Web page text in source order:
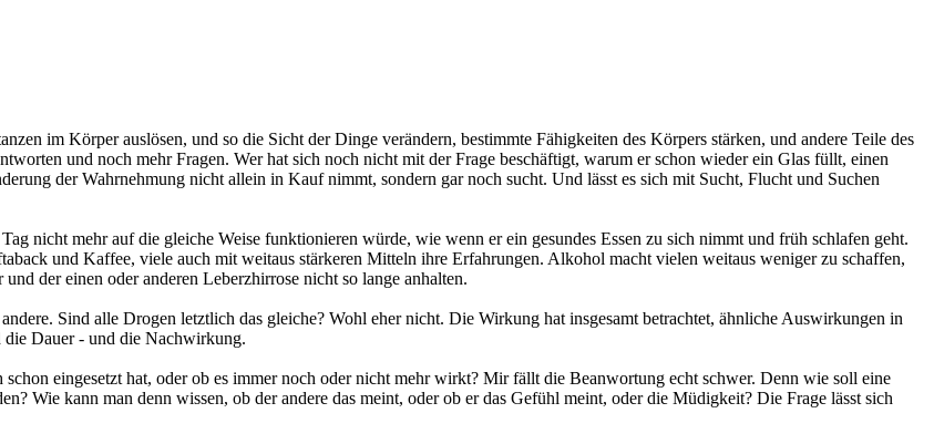
im Körper auslösen, und so die Sicht der Dinge verändern, bestimmte Fähigkeiten des Körpers stärken, und andere Teile des
und noch mehr Fragen. Wer hat sich noch nicht mit der Frage beschäftigt, warum er schon wieder ein Glas füllt, einen
der Wahrnehmung nicht allein in Kauf nimmt, sondern gar noch sucht. Und lässt es sich mit Sucht, Flucht und Suchen
nicht mehr auf die gleiche Weise funktionieren würde, wie wenn er ein gesundes Essen zu sich nimmt und früh schlafen geht.
und Kaffee, viele auch mit weitaus stärkeren Mitteln ihre Erfahrungen. Alkohol macht vielen weitaus weniger zu schaffen,
der einen oder anderen Leberzhirrose nicht so lange anhalten.
Sind alle Drogen letztlich das gleiche? Wohl eher nicht. Die Wirkung hat insgesamt betrachtet, ähnliche Auswirkungen in
Dauer - und die Nachwirkung.
eingesetzt hat, oder ob es immer noch oder nicht mehr wirkt? Mir fällt die Beanwortung echt schwer. Denn wie soll eine
Wie kann man denn wissen, ob der andere das meint, oder ob er das Gefühl meint, oder die Müdigkeit? Die Frage lässt sich